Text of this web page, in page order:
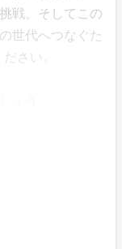
戦、そしてこの
世代へつなぐた
さい。